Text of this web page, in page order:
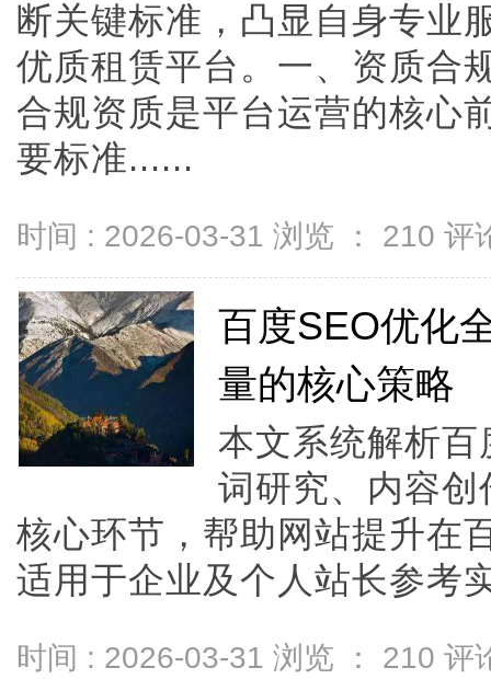
断关键标准，凸显自身专业
优质租赁平台。一、资质合
合规资质是平台运营的核心
要标准......
时间 : 2026-03-31 浏览 ： 210 评
百度SEO优化
量的核心策略
本文系统解析
词研究、内容
核心环节，帮助网站提升在
适用于企业及个人站长参考
时间 : 2026-03-31 浏览 ： 210 评